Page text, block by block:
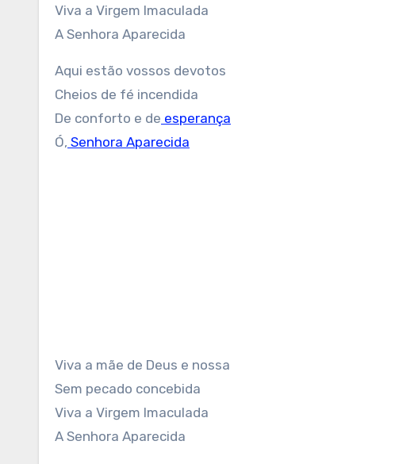
Viva a Virgem Imaculada
A Senhora Aparecida
Aqui estão vossos devotos
Cheios de fé incendida
De conforto e de esperança
Ó, Senhora Aparecida
Viva a mãe de Deus e nossa
Sem pecado concebida
Viva a Virgem Imaculada
A Senhora Aparecida